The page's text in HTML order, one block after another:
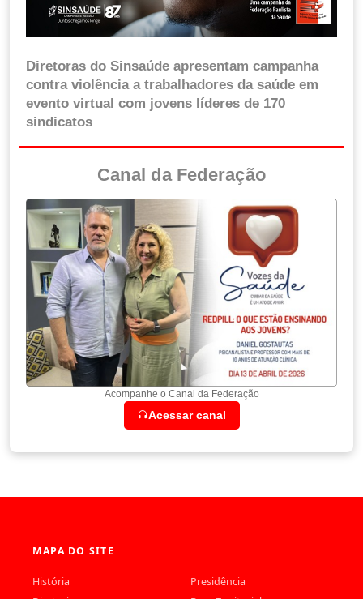
Diretoras do Sinsaúde apresentam campanha
contra violência a trabalhadores da saúde em
evento virtual com jovens líderes de 170
sindicatos
Canal da Federação
Acompanhe o Canal da Federação
Acessar canal
MAPA DO SITE
História
Presidência